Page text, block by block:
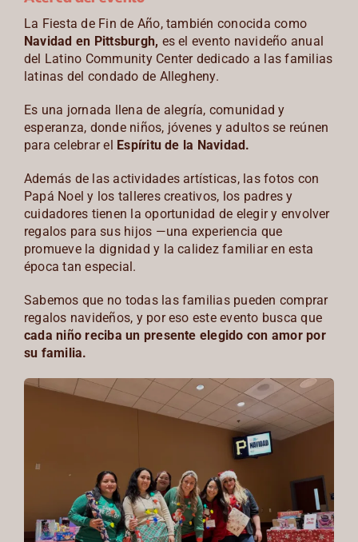
CONTACTO
ESPAÑOL
La Fiesta de Fin de Año, también conocida como
Navidad en Pittsburgh, es el evento navideño anual
del Latino Community Center dedicado a las familias
latinas del condado de Allegheny.
Es una jornada llena de alegría, comunidad y
esperanza, donde niños, jóvenes y adultos se reúnen
para celebrar el Espíritu de la Navidad.
Además de las actividades artísticas, las fotos con
Papá Noel y los talleres creativos, los padres y
cuidadores tienen la oportunidad de elegir y envolver
regalos para sus hijos —una experiencia que
promueve la dignidad y la calidez familiar en esta
época tan especial.
Sabemos que no todas las familias pueden comprar
regalos navideños, y por eso este evento busca que
cada niño reciba un presente elegido con amor por
su familia.